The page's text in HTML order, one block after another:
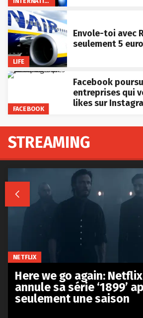
LIFE
Envole-toi avec
seulement 5
FACEBOOK
Facebook
entreprises qui
likes sur
STREAMING

NETFLIX
Here we go again: Netflix
annule sa série ‘1899’
seulement une saison